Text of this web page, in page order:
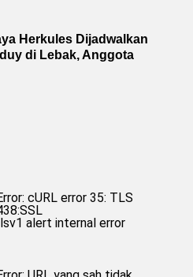
Herkules Dijadwalkan
di Lebak, Anggota
cURL error 35: TLS
alert internal error